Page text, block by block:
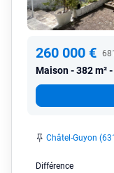
260 000 €
Maison 382 m²
Châtel-Guyon
Différence